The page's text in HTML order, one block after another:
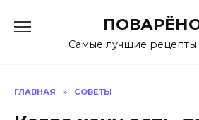
содержаниюСамые лучшие рецепты
ГЛАВНАЯ » СОВЕТЫ